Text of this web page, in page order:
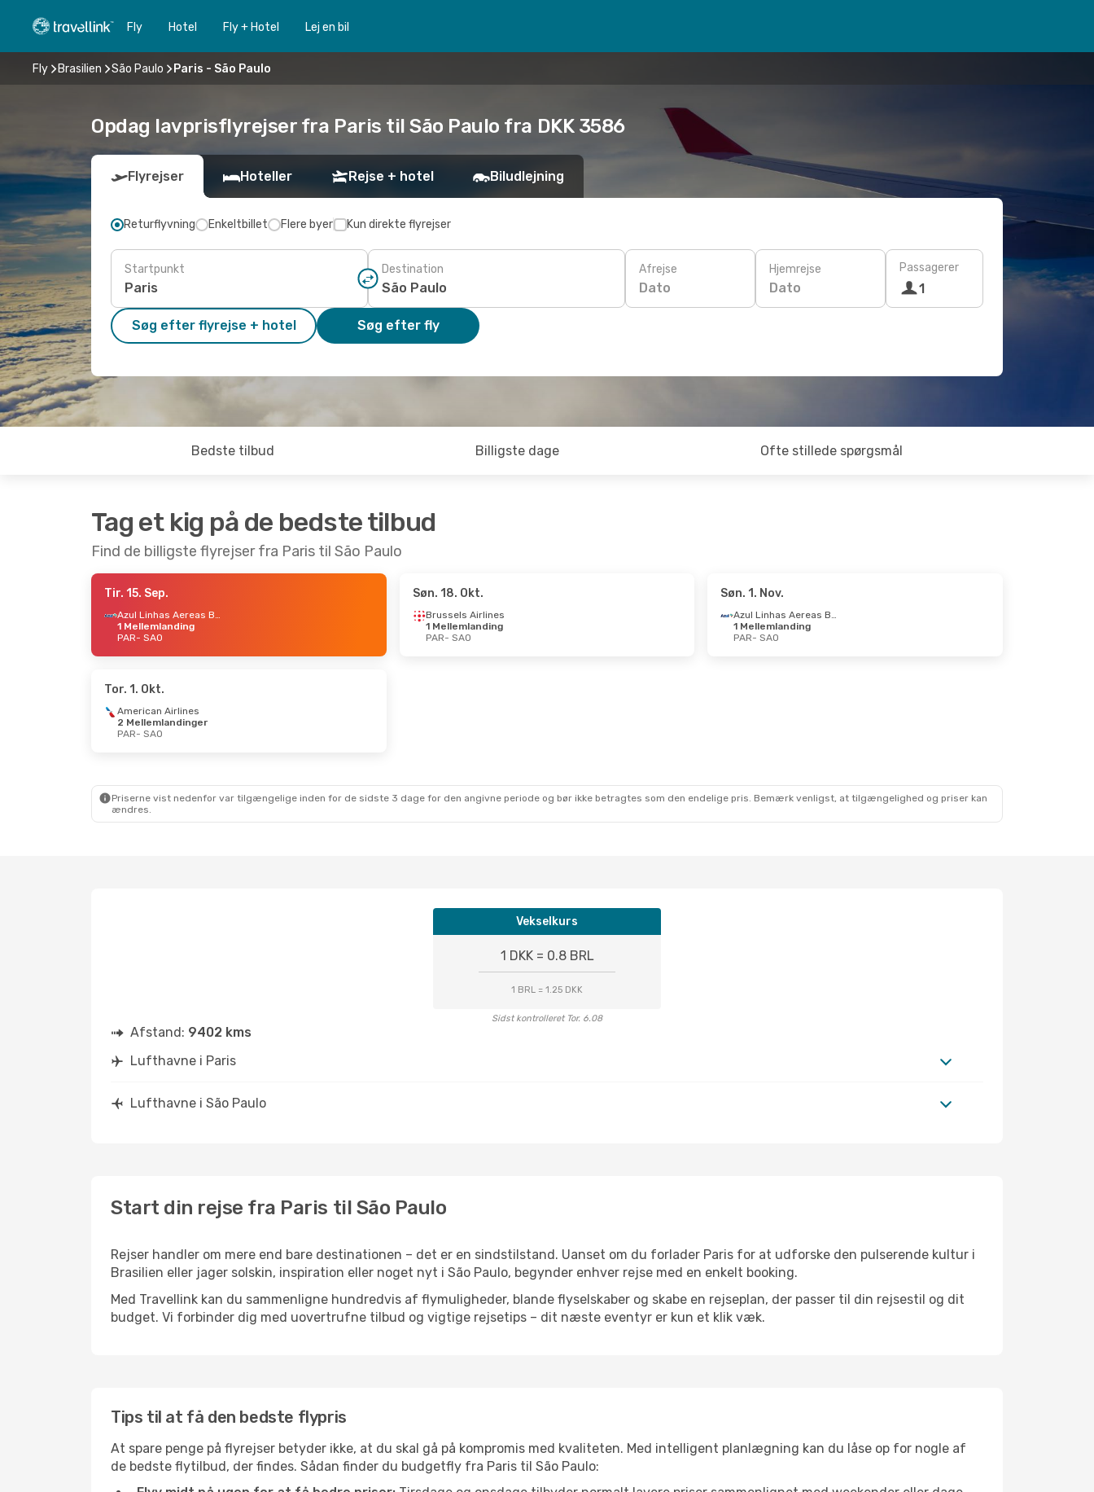
Fly Hotel Fly + Hotel Lej en bil
Fly Brasilien São Paulo Paris - São Paulo
Opdag lavprisflyrejser fra Paris til São Paulo fra DKK 3586
Flyrejser Hoteller Rejse + hotel Biludlejning
Returflyvning Enkeltbillet Flere byer Kun direkte flyrejser
Startpunkt Destination Afrejse
Dato
Hjemrejse
Dato
Passagerer
1
Søg efter flyrejse + hotel Søg efter fly
Bedste tilbud Billigste dage Ofte stillede spørgsmål
Tag et kig på de bedste tilbud
Find de billigste flyrejser fra Paris til São Paulo
Tir. 15. Sep.
Azul Linhas Aereas Brasileiras
1 Mellemlanding
PAR- SAO
Søn. 18. Okt.
Brussels Airlines
1 Mellemlanding
PAR- SAO
Søn. 1. Nov.
Azul Linhas Aereas Brasileiras
1 Mellemlanding
PAR- SAO
Tor. 1. Okt.
American Airlines
2 Mellemlandinger
PAR- SAO
Priserne vist nedenfor var tilgængelige inden for de sidste 3 dage for den angivne periode og bør ikke betragtes som den endelige pris. Bemærk venligst, at tilgængelighed og priser kan
ændres.
Vekselkurs
1 DKK = 0.8 BRL
1 BRL = 1.25 DKK
Sidst kontrolleret Tor. 6.08
Afstand: 9402 kms
Lufthavne i Paris
Lufthavne i São Paulo
Start din rejse fra Paris til São Paulo
Rejser handler om mere end bare destinationen – det er en sindstilstand. Uanset om du forlader Paris for at udforske den pulserende kultur i
Brasilien eller jager solskin, inspiration eller noget nyt i São Paulo, begynder enhver rejse med en enkelt booking.
Med Travellink kan du sammenligne hundredvis af flymuligheder, blande flyselskaber og skabe en rejseplan, der passer til din rejsestil og dit
budget. Vi forbinder dig med uovertrufne tilbud og vigtige rejsetips – dit næste eventyr er kun et klik væk.
Tips til at få den bedste flypris
At spare penge på flyrejser betyder ikke, at du skal gå på kompromis med kvaliteten. Med intelligent planlægning kan du låse op for nogle af
de bedste flytilbud, der findes. Sådan finder du budgetfly fra Paris til São Paulo: